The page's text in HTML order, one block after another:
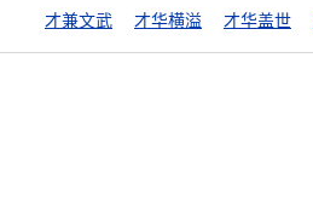
才兼文武 才华横溢 才华盖世